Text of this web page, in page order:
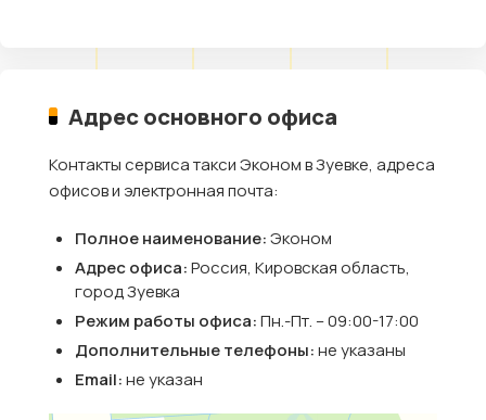
Адрес основного офиса
Контакты сервиса такси Эконом в Зуевке, адреса
офисов и электронная почта:
Полное наименование:Эконом
Адрес офиса:Россия, Кировская область,
город Зуевка
Режим работы офиса:Пн.-Пт. – 09:00-17:00
Дополнительные телефоны:не указаны
Email:не указан